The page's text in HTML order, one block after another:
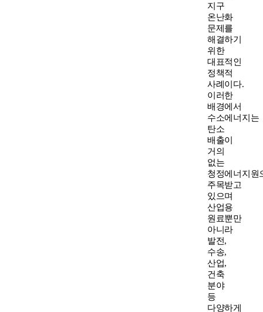
지구
온난화
문제를
해결하기
위한
대표적인
정책적
사례이다.
이러한
배경에서
수소에너지는
탄소
배출이
거의
없는
청정에너지원
주목받고
있으며
산업용
원료뿐만
아니라
발전,
수송,
산업,
건축
분야
등
다양하게